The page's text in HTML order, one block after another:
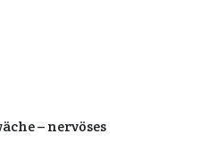
– nervöses